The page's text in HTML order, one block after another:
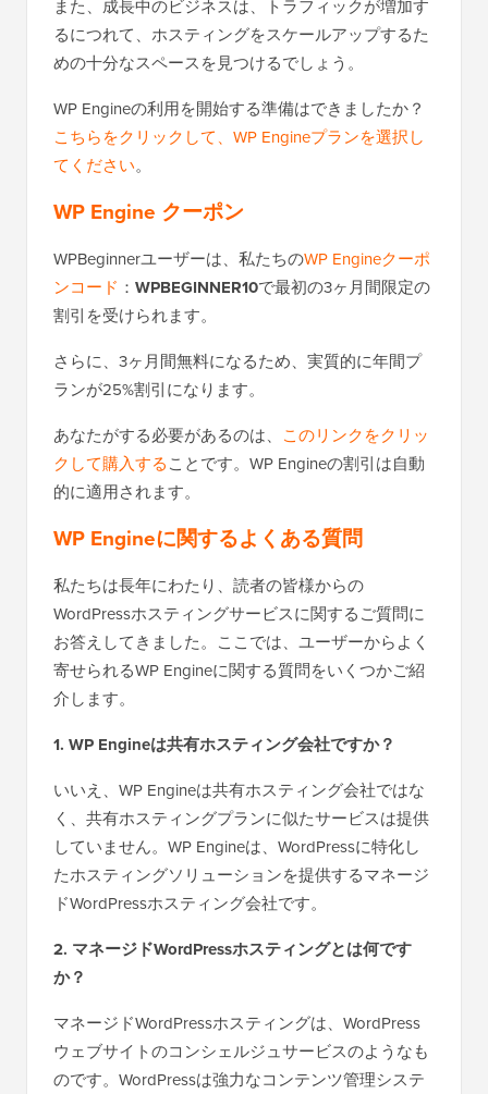
また、成長中のビジネスは、トラフィックが増加す
るにつれて、ホスティングをスケールアップするた
めの十分なスペースを見つけるでしょう。
WP Engineの利用を開始する準備はできましたか？
こちらをクリックして、WP Engineプランを選択し
てください。
WP Engine クーポン
WPBeginnerユーザーは、私たちのWP Engineクーポ
ンコード ： WPBEGINNER10で最初の3ヶ月間限定の
割引を受けられます。
さらに、3ヶ月間無料になるため、実質的に年間プ
ランが25%割引になります。
あなたがする必要があるのは、 このリンクをクリッ
クして購入することです。WP Engineの割引は自動
的に適用されます。
WP Engineに関するよくある質問
私たちは長年にわたり、読者の皆様からの
WordPressホスティングサービスに関するご質問に
お答えしてきました。ここでは、ユーザーからよく
寄せられるWP Engineに関する質問をいくつかご紹
介します。
1. WP Engineは共有ホスティング会社ですか？
いいえ、WP Engineは共有ホスティング会社ではな
く、共有ホスティングプランに似たサービスは提供
していません。WP Engineは、WordPressに特化し
たホスティングソリューションを提供するマネージ
ドWordPressホスティング会社です。
2. マネージドWordPressホスティングとは何です
か？
マネージドWordPressホスティングは、WordPress
ウェブサイトのコンシェルジュサービスのようなも
のです。WordPressは強力なコンテンツ管理システ